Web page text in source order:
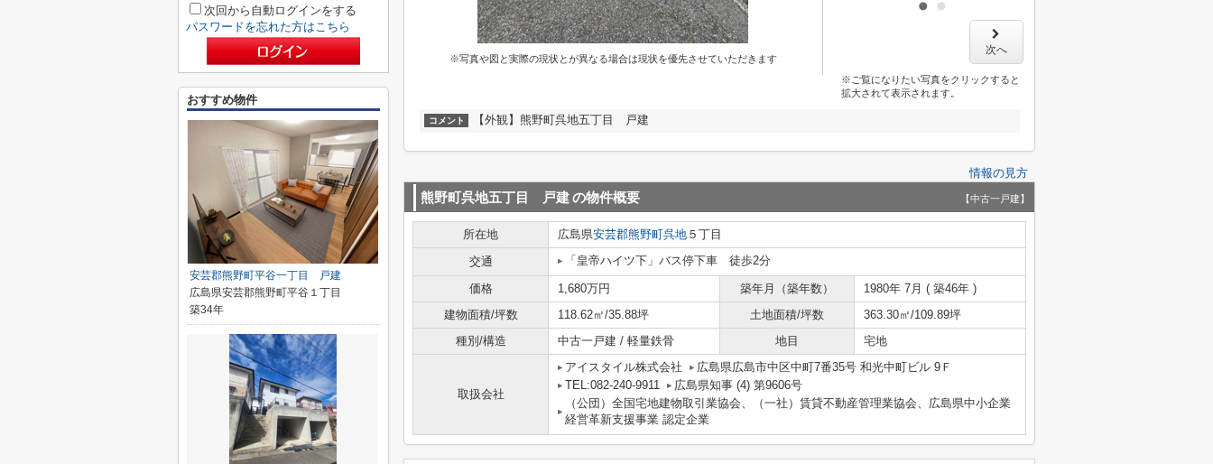
※写真や図と実際の現状とが異なる場合は現状を優先させていただきます
次へ
※ご覧になりたい写真をクリックすると
拡大されて表示されます。
コメント 【外観】熊野町呉地五丁目 戸建
情報の見方
熊野町呉地五丁目 戸建の物件概要 【中古一戸建】
所在地 広島県安芸郡熊野町呉地 ５丁目
交通
「皇帝ハイツ下」バス停下車 徒歩2分
価格 1,680万円 築年月（築年数）
1980年 7月 ( 築46年 )
建物面積/坪数
118.62㎡/35.88坪 土地面積/坪数
363.30㎡/109.89坪
種別/構造
中古一戸建 / 軽量鉄骨 地目 宅地
取扱会社
アイスタイル株式会社
広島県広島市中区中町7番35号 和光中町ビル 9Ｆ
TEL:082-240-9911
広島県知事 (4) 第9606号
（公団）全国宅地建物取引業協会、（一社）賃貸不動産管理業協会、広島県中小企業
経営革新支援事業 認定企業
次回から自動ログインをする
パスワードを忘れた方はこちら
おすすめ物件
安芸郡熊野町平谷一丁目 戸建
広島県安芸郡熊野町平谷１丁目
築34年